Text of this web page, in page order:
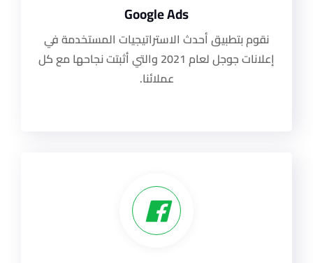
Google Ads
نقوم بتطبيق أحدث الاستراتيجيات المستخدمة في
إعلانات جوجل لعام 2021 والتي أثبتت نجاحها مع كل
عملائنا.